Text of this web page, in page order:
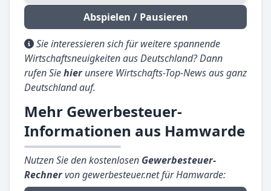
Abspielen / Pausieren
Sie interessieren sich für weitere spannende
Wirtschaftsneuigkeiten aus Deutschland? Dann
rufen Siehierunsere Wirtschafts-Top-News aus ganz
Deutschland auf.
Mehr Gewerbesteuer-
Informationen aus Hamwarde
Nutzen Sie den kostenlosen Gewerbesteuer-
Rechnervon gewerbesteuer.net für Hamwarde: